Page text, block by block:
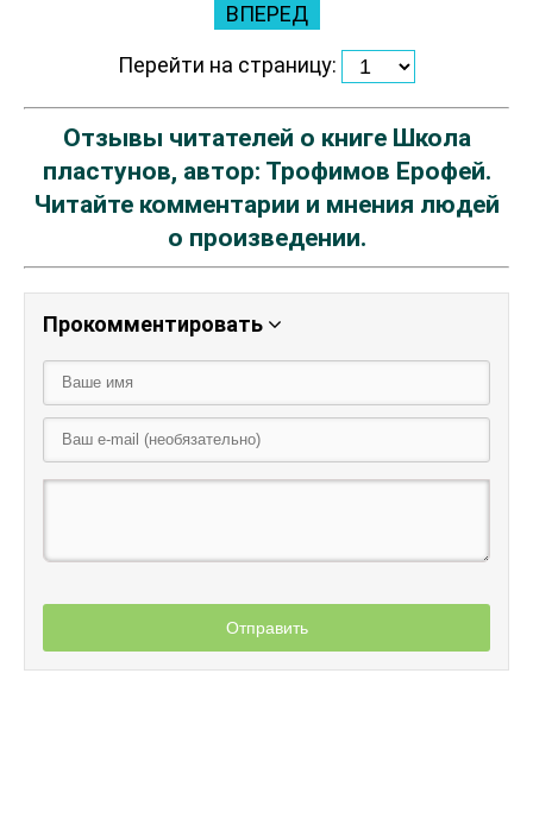
ВПЕРЕД
Перейти на страницу:
Отзывы читателей о книге Школа
пластунов, автор: Трофимов Ерофей.
Читайте комментарии и мнения людей
о произведении.
Прокомментировать
Отправить